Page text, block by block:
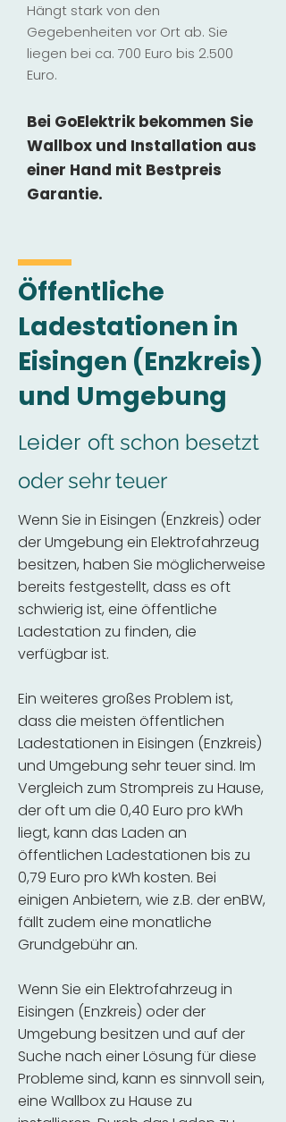
Hängt stark von den
Gegebenheiten vor Ort ab. Sie
liegen bei ca. 700 Euro bis 2.500
Euro.
Bei GoElektrik bekommen Sie
Wallbox und Installation aus
einer Hand mit Bestpreis
Garantie.
Öffentliche
Ladestationen in
Eisingen (Enzkreis)
und Umgebung
Leider oft schon besetzt
oder sehr teuer
Wenn Sie in Eisingen (Enzkreis) oder
der Umgebung ein Elektrofahrzeug
besitzen, haben Sie möglicherweise
bereits festgestellt, dass es oft
schwierig ist, eine öffentliche
Ladestation zu finden, die
verfügbar ist.
Ein weiteres großes Problem ist,
dass die meisten öffentlichen
Ladestationen in Eisingen (Enzkreis)
und Umgebung sehr teuer sind. Im
Vergleich zum Strompreis zu Hause,
der oft um die 0,40 Euro pro kWh
liegt, kann das Laden an
öffentlichen Ladestationen bis zu
0,79 Euro pro kWh kosten. Bei
einigen Anbietern, wie z.B. der enBW,
fällt zudem eine monatliche
Grundgebühr an.
Wenn Sie ein Elektrofahrzeug in
Eisingen (Enzkreis) oder der
Umgebung besitzen und auf der
Suche nach einer Lösung für diese
Probleme sind, kann es sinnvoll sein,
eine Wallbox zu Hause zu